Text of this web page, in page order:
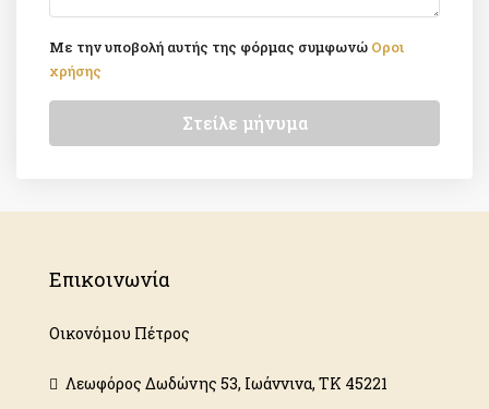
Με την υποβολή αυτής της φόρμας συμφωνώ Οροι
χρήσης
Στείλε μήνυμα
Επικοινωνία
Οικονόμου Πέτρος
Λεωφόρος Δωδώνης 53, Ιωάννινα, ΤΚ 45221